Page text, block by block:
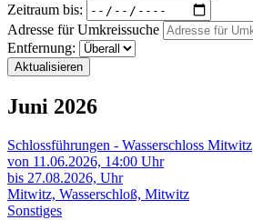
Zeitraum bis:
Adresse für Umkreissuche
Entfernung:
Aktualisieren
Juni 2026
Schlossführungen - Wasserschloss Mitwitz
von 11.06.2026, 14:00 Uhr
bis 27.08.2026, Uhr
Mitwitz, Wasserschloß, Mitwitz
Sonstiges